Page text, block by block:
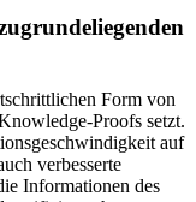
Form von
Proofs setzt.
auf
verbesserte
Informationen des